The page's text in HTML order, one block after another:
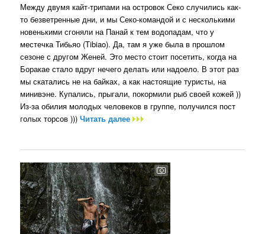
Между двумя кайт-трипами на островок Секо случились как-
то безветренные дни, и мы Секо-командой и с несколькими
новенькими сгоняли на Панай к тем водопадам, что у
местечка Тибьяо (Tibiao). Да, там я уже была в прошлом
сезоне с другом Женей. Это место стоит посетить, когда на
Боракае стало вдруг нечего делать или надоело. В этот раз
мы скатались не на байках, а как настоящие туристы, на
минивэне. Купались, прыгали, покормили рыб своей кожей ))
Из-за обилия молодых человеков в группе, получился пост
голых торсов )))Читать далее